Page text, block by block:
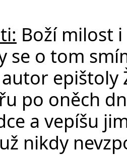
Boží milost
se o tom
epištoly
po oněch
a vepíšu
nikdy